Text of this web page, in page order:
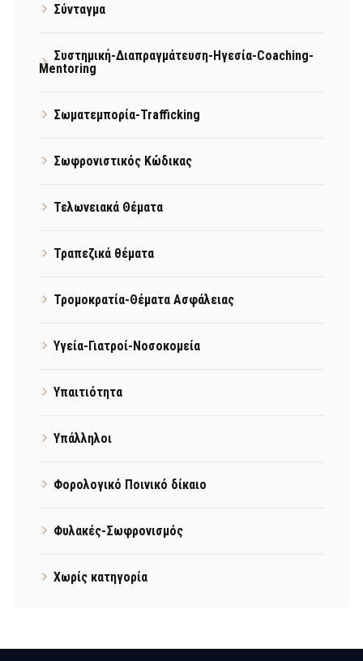
Σύνταγμα
Συστημική-Διαπραγμάτευση-Ηγεσία-Coaching-
Mentoring
Σωματεμπορία-Trafficking
Σωφρονιστικός Κώδικας
Τελωνειακά Θέματα
Τραπεζικά θέματα
Τρομοκρατία-Θέματα Ασφάλειας
Υγεία-Γιατροί-Νοσοκομεία
Υπαιτιότητα
Υπάλληλοι
Φορολογικό Ποινικό δίκαιο
Φυλακές-Σωφρονισμός
Χωρίς κατηγορία